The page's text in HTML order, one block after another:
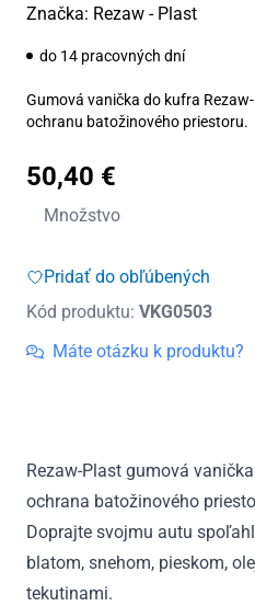
Značka: Rezaw - Plast
do 14 pracovných dní
Gumová vanička do kufra
ochranu batožinového priestoru.
50,40 €
Množstvo
množstvo
do
gumová
Renault
rad
sedadiel
sklopený)
2014
-
Pridať do obľúbených
Kód produktu: VKG0503
Máte otázku k produktu?
Rezaw-Plast gumová
ochrana batožinového
Doprajte svojmu autu
blatom, snehom, pieskom,
tekutinami.